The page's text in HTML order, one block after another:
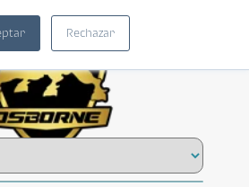
Rechazar